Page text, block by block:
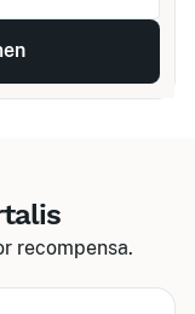
recompensa.